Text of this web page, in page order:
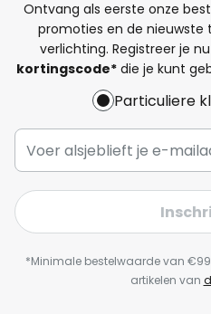
Ontvang als eerste onze
promoties en de nieuwste
verlichting. Registreer je
kortingscode*die je kunt
Particuliere
*Minimale bestelwaarde van
artikelen van